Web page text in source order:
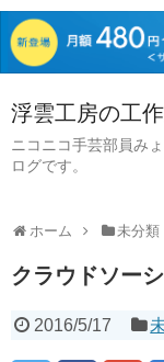
浮雲工房の工
ニコニコ手芸部員み
ログです。
ホーム 未分類
クラウドソー
2016/5/17